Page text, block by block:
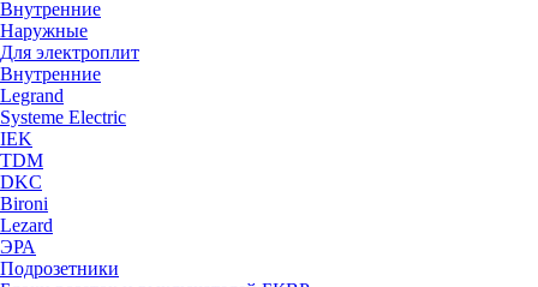
Внутренние
Наружные
Для электроплит
Внутренние
Legrand
Systeme Electric
IEK
TDM
DKC
Bironi
Lezard
ЭРА
Подрозетники